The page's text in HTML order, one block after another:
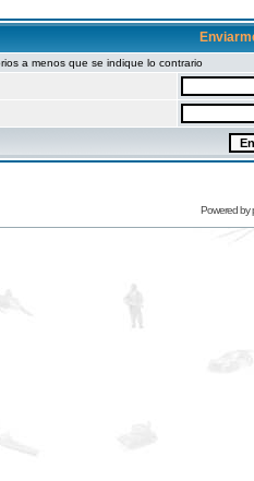
a menos que se indique lo contrario
Powered by